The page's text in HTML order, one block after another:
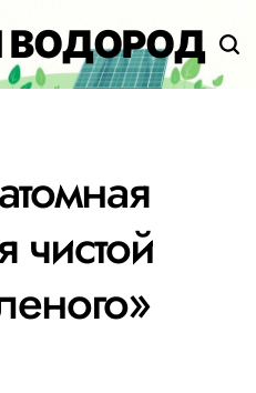
ВОДОРОД
чистой